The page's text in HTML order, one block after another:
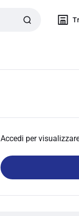
Accedi per